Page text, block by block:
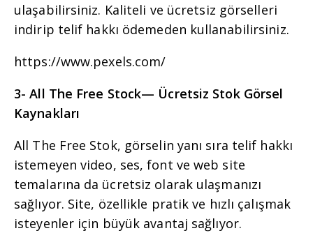
ulaşabilirsiniz. Kaliteli ve ücretsiz görselleri
indirip telif hakkı ödemeden kullanabilirsiniz.
https://www.pexels.com/
3- All The Free Stock— Ücretsiz Stok Görsel
Kaynakları
All The Free Stok, görselin yanı sıra telif hakkı
istemeyen video, ses, font ve web site
temalarına da ücretsiz olarak ulaşmanızı
sağlıyor. Site, özellikle pratik ve hızlı çalışmak
isteyenler için büyük avantaj sağlıyor.